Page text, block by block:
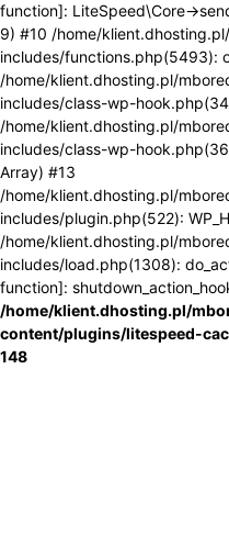
function]: LiteSpeed\Core-
9) #10 /home/
includes/functions.php(5493):
/home/klient.dhosting.pl/
includes/class-wp-
/home/klient.dhosting.pl/
includes/class-wp-
Array) #13
/home/klient.dhosting.pl/
includes/plugin.php(522):
/home/klient.dhosting.pl/
includes/load.php(1308):
function]:
/home/klient.dhosting.pl/
content/plugins/litespeed-
148